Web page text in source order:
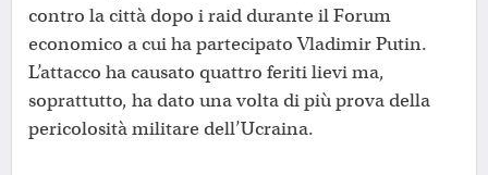
contro la città dopo i raid durante il Forum
economico a cui ha partecipato Vladimir Putin.
L’attacco ha causato quattro feriti lievi ma,
soprattutto, ha dato una volta di più prova della
pericolosità militare dell’Ucraina.